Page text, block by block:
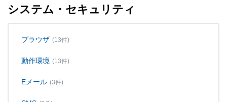
システム・セキュリティ
ブラウザ (13件)
動作環境 (13件)
Eメール (3件)